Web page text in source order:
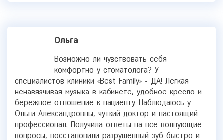
Ольга
Возможно ли чувствовать себя
комфортно у стоматолога? У
специалистов клиники «Best Family» - ДА! Легкая
ненавязчивая музыка в кабинете, удобное кресло и
бережное отношение к пациенту. Наблюдаюсь у
Ольги Александровны, чуткий доктор и настоящий
профессионал. Получила ответы на все волнующие
вопросы, восстановили разрушенный зуб быстро и